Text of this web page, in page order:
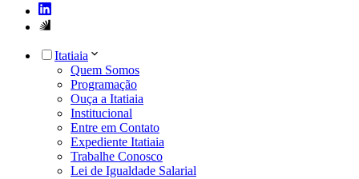
Itatiaia
Quem Somos
Programação
Ouça a Itatiaia
Institucional
Entre em Contato
Expediente Itatiaia
Trabalhe Conosco
Lei de Igualdade Salarial